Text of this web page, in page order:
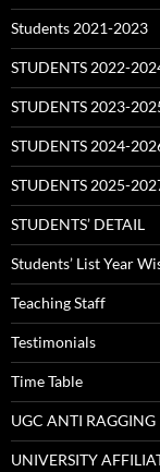
Students 2021-2023
STUDENTS 2022-
STUDENTS 2023-
STUDENTS 2024-
STUDENTS 2025-
STUDENTS’ DETAIL
Students’ List Year
Teaching Staff
Testimonials
Time Table
UGC ANTI RAGGING
UNIVERSITY